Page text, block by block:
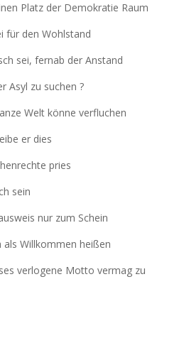
Platz der Demokratie Raum
für den Wohlstand
sei, fernab der Anstand
Asyl zu suchen ?
Welt könne verfluchen
er dies
pries
sein
nur zum Schein
als Willkommen heißen
verlogene Motto vermag zu